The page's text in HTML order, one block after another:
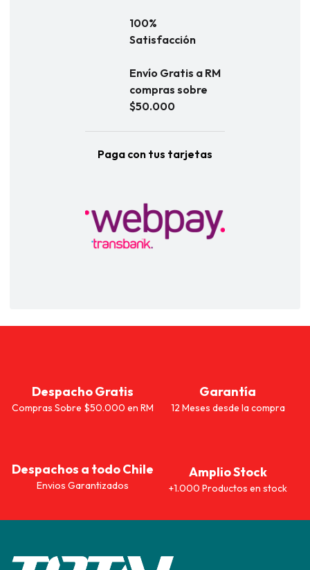
100%
Satisfacción
Envío Gratis a RM
compras sobre
$50.000
Paga con tus tarjetas
Despacho Gratis
Compras Sobre $50.000 en RM
Garantía
12 Meses desde la compra
Despachos a todo Chile
Envios Garantizados
Amplio Stock
+1.000 Productos en stock